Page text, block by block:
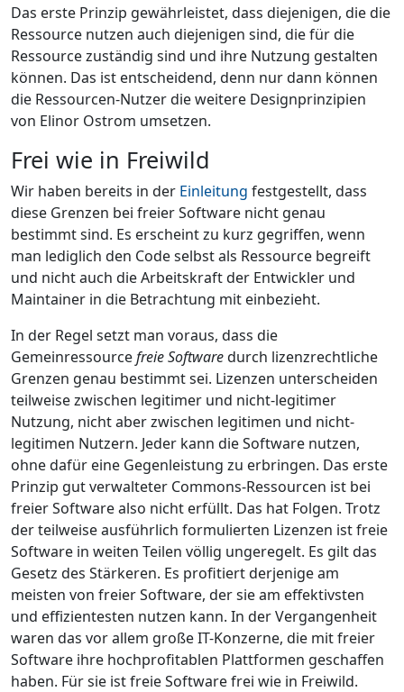
Das erste Prinzip gewährleistet, dass diejenigen, die die
Ressource nutzen auch diejenigen sind, die für die
Ressource zuständig sind und ihre Nutzung gestalten
können. Das ist entscheidend, denn nur dann können
die Ressourcen-Nutzer die weitere Designprinzipien
von Elinor Ostrom umsetzen.
Frei wie in Freiwild
Wir haben bereits in der Einleitung festgestellt, dass
diese Grenzen bei freier Software nicht genau
bestimmt sind. Es erscheint zu kurz gegriffen, wenn
man lediglich den Code selbst als Ressource begreift
und nicht auch die Arbeitskraft der Entwickler und
Maintainer in die Betrachtung mit einbezieht.
In der Regel setzt man voraus, dass die
Gemeinressourcefreie Softwaredurch lizenzrechtliche
Grenzen genau bestimmt sei. Lizenzen unterscheiden
teilweise zwischen legitimer und nicht-legitimer
Nutzung, nicht aber zwischen legitimen und nicht-
legitimen Nutzern. Jeder kann die Software nutzen,
ohne dafür eine Gegenleistung zu erbringen. Das erste
Prinzip gut verwalteter Commons-Ressourcen ist bei
freier Software also nicht erfüllt. Das hat Folgen. Trotz
der teilweise ausführlich formulierten Lizenzen ist freie
Software in weiten Teilen völlig ungeregelt. Es gilt das
Gesetz des Stärkeren. Es profitiert derjenige am
meisten von freier Software, der sie am effektivsten
und effizientesten nutzen kann. In der Vergangenheit
waren das vor allem große IT-Konzerne, die mit freier
Software ihre hochprofitablen Plattformen geschaffen
haben. Für sie ist freie Software frei wie in Freiwild.